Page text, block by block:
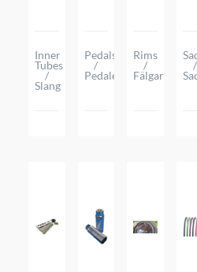
Inner
Tubes
/
Slang
Pedals
/
Pedaler
Rims
/
Fälgar
/